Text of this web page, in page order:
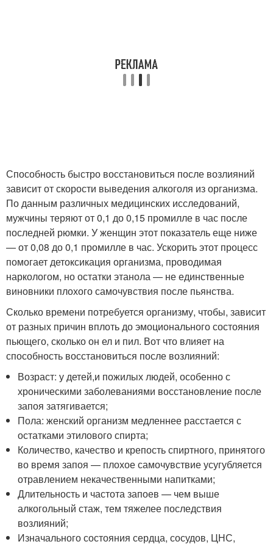
Способность быстро восстановиться после возлияний
зависит от скорости выведения алкоголя из организма.
По данным различных медицинских исследований,
мужчины теряют от 0,1 до 0,15 промилле в час после
последней рюмки. У женщин этот показатель еще ниже
— от 0,08 до 0,1 промилле в час. Ускорить этот процесс
помогает детоксикация организма, проводимая
наркологом, но остатки этанола — не единственные
виновники плохого самочувствия после пьянства.
Сколько времени потребуется организму, чтобы, зависит
от разных причин вплоть до эмоционального состояния
пьющего, сколько он ел и пил. Вот что влияет на
способность восстановиться после возлияний:
Возраст: у детей,и пожилых людей, особенно с
хроническими заболеваниями восстановление после
запоя затягивается;
Пола: женский организм медленнее расстается с
остатками этилового спирта;
Количество, качество и крепость спиртного, принятого
во время запоя — плохое самочувствие усугубляется
отравлением некачественными напитками;
Длительность и частота запоев — чем выше
алкогольный стаж, тем тяжелее последствия
возлияний;
Изначального состояния сердца, сосудов, ЦНС,